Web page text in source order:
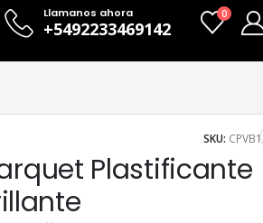
Llamanos ahora
+5492233469142
0
Plastificante
SKU: CPVB1